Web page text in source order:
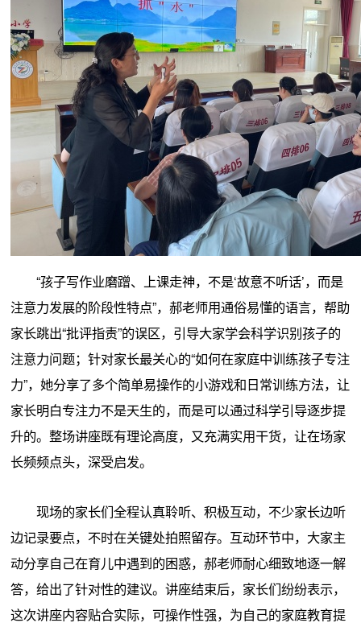
“孩子写作业磨蹭、上课走神，不是‘故意不听话’，而是
注意力发展的阶段性特点”，郝老师用通俗易懂的语言，帮助
家长跳出“批评指责”的误区，引导大家学会科学识别孩子的
注意力问题；针对家长最关心的“如何在家庭中训练孩子专注
力”，她分享了多个简单易操作的小游戏和日常训练方法，让
家长明白专注力不是天生的，而是可以通过科学引导逐步提
升的。整场讲座既有理论高度，又充满实用干货，让在场家
长频频点头，深受启发。
现场的家长们全程认真聆听、积极互动，不少家长边听
边记录要点，不时在关键处拍照留存。互动环节中，大家主
动分享自己在育儿中遇到的困惑，郝老师耐心细致地逐一解
答，给出了针对性的建议。讲座结束后，家长们纷纷表示，
这次讲座内容贴合实际，可操作性强，为自己的家庭教育提